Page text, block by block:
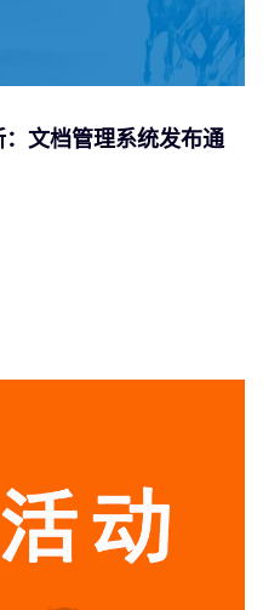
文档管理系统发布通